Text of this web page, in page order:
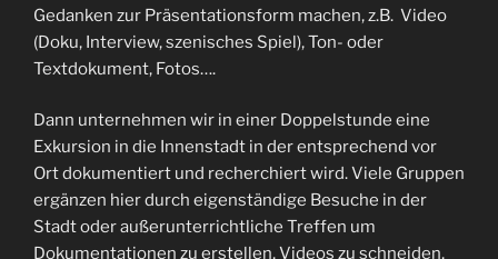
Gedanken zur Präsentationsform machen, z.B. Video
(Doku, Interview, szenisches Spiel), Ton- oder
Textdokument, Fotos….
Dann unternehmen wir in einer Doppelstunde eine
Exkursion in die Innenstadt in der entsprechend vor
Ort dokumentiert und recherchiert wird. Viele Gruppen
ergänzen hier durch eigenständige Besuche in der
Stadt oder außerunterrichtliche Treffen um
Dokumentationen zu erstellen, Videos zu schneiden,